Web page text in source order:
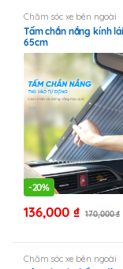
Chăm sóc xe bên ngoài
Tấm chắn nắng kính
65cm
-20%
136,000 ₫ 170,000₫
Chăm sóc xe bên ngoài